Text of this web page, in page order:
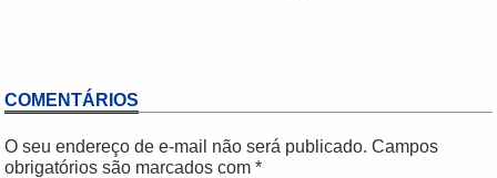
COMENTÁRIOS
O seu endereço de e-mail não será publicado. Campos
obrigatórios são marcados com *